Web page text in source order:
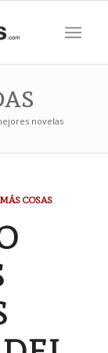
novelas
COSAS